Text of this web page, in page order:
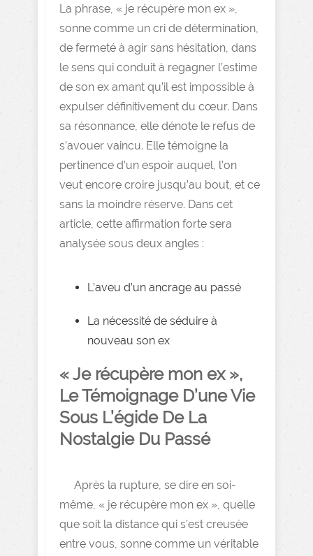
La phrase, « je récupère mon ex »,
sonne comme un cri de détermination,
de fermeté à agir sans hésitation, dans
le sens qui conduit à regagner l’estime
de son ex amant qu’il est impossible à
expulser définitivement du cœur. Dans
sa résonnance, elle dénote le refus de
s’avouer vaincu. Elle témoigne la
pertinence d’un espoir auquel, l’on
veut encore croire jusqu’au bout, et ce
sans la moindre réserve. Dans cet
article, cette affirmation forte sera
analysée sous deux angles :
L’aveu d’un ancrage au passé
La nécessité de séduire à
nouveau son ex
« Je récupère mon ex »,
Le Témoignage D’une Vie
Sous L’égide De La
Nostalgie Du Passé
Après la rupture, se dire en soi-
même, « je récupère mon ex », quelle
que soit la distance qui s’est creusée
entre vous, sonne comme un véritable